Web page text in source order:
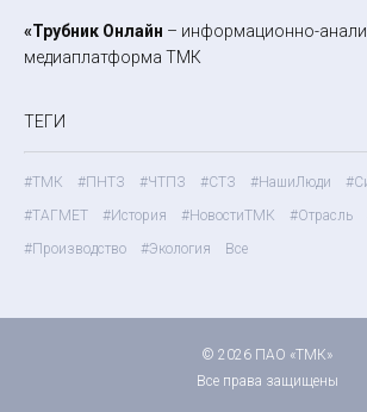
«Трубник Онлайн – информационно-
медиаплатформа ТМК
ТЕГИ
#ТМК #ПНТЗ #ЧТПЗ #СТЗ #НашиЛюди
#ТАГМЕТ
#История #НовостиТМК #Отрасль
#Производство
#Экология Все
© 2026 ПАО «ТМК»
Все права защищены